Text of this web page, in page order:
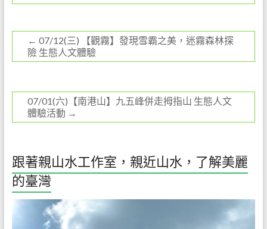
o
o
← 07/12(三) 【觀霧】發現雪霸之美，迷霧森林探
險 生態人文體驗
07/01(六)【南港山】九五峰併走拇指山 生態人文
體驗活動 →
跟著親山水工作室，親近山水，了解美麗
的臺灣